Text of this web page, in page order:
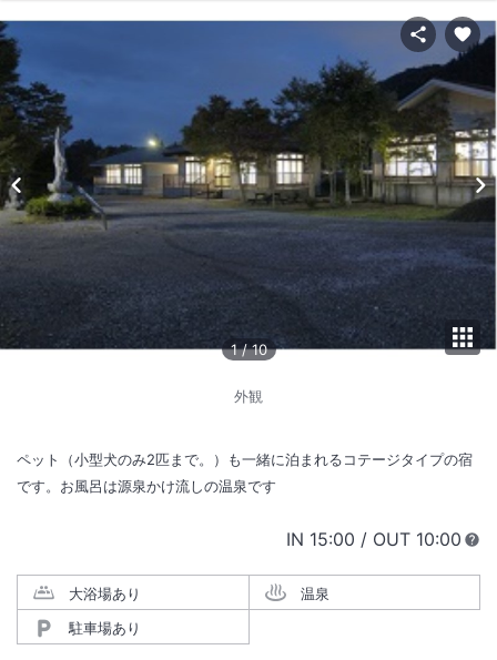
1 /10
外観
ペット（小型犬のみ2匹まで。）も一緒に泊まれるコテージタイプの宿
です。お風呂は源泉かけ流しの温泉です
IN チェックイン
15:00 / OUT チェック
10:00
大浴場あり
温泉
駐車場あり